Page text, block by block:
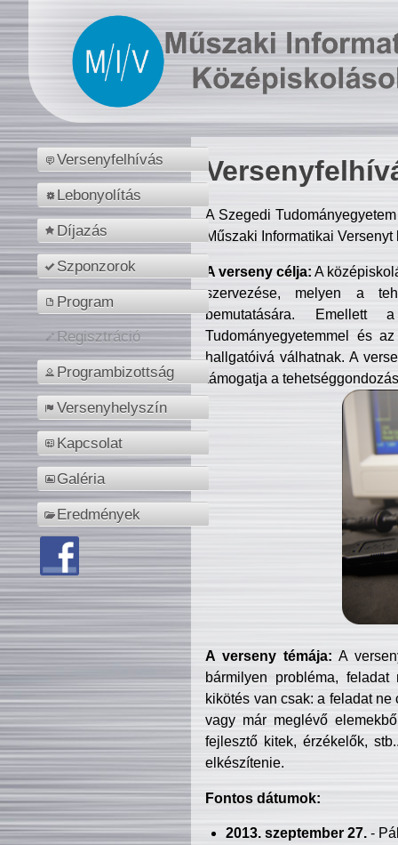
Versenyfelhívás
Lebonyolítás
Díjazás
Szponzorok
Program
Regisztráció
Programbizottság
Versenyhelyszín
Kapcsolat
Galéria
Eredmények
A Szegedi
Műszaki Informatikai
A verseny célja: A
szervezése, melyen a
bemutatására. Emellett
Tudományegyetemmel és
hallgatóivá válhatnak. A
támogatja a
A verseny témája: A
bármilyen probléma, feladat
kikötés van csak: a feladat
vagy már meglévő
fejlesztő kitek, érzékelők,
elkészítenie.
Fontos dátumok:
2013. szeptember 27.-